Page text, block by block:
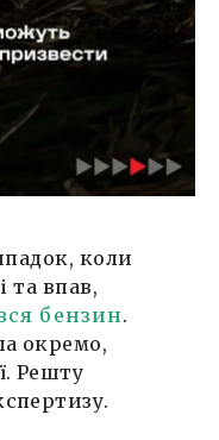
коли
та впав,
бензин.
окремо,
Решту